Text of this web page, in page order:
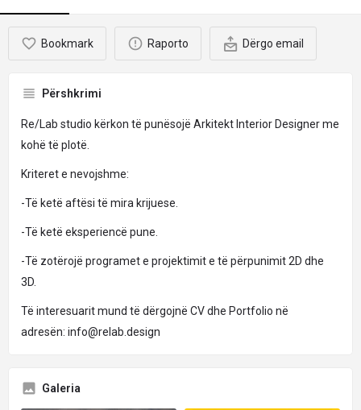
Bookmark Raporto Dërgo email
Përshkrimi
Re/Lab studio kërkon të punësojë Arkitekt Interior Designer me
kohë të plotë.
Kriteret e nevojshme:
-Të ketë aftësi të mira krijuese.
-Të ketë eksperiencë pune.
-Të zotërojë programet e projektimit e të përpunimit 2D dhe
3D.
Të interesuarit mund të dërgojnë CV dhe Portfolio në
adresën: info@relab.design
Galeria